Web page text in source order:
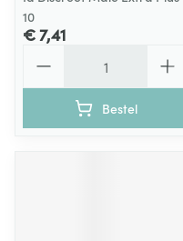
10
€ 7,41
Bestel